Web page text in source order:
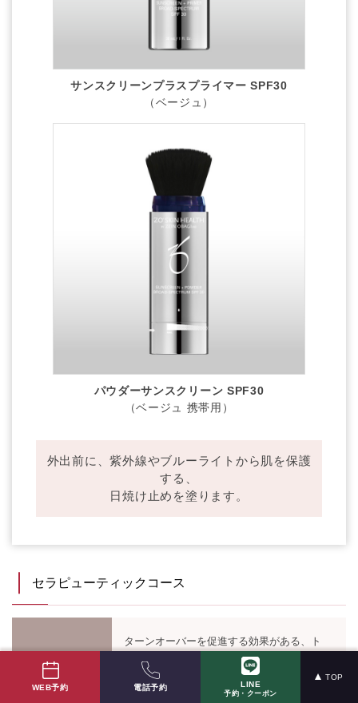
サンスクリーンプラスプライマー SPF30
（ベージュ）
パウダーサンスクリーン SPF30
（ベージュ 携帯用）
外出前に、紫外線やブルーライトから肌を保護
する、
日焼け止めを塗ります。
セラピューティックコース
コースの特徴
ターンオーバーを促進する効果がある、ト
レチノインを含んだコースです。ご使用中
は、A反応（ビタミンAによる赤みや皮む
け）が強く出るため、ダウンタイムを理解
WEB予約 電話予約 LINE
予約・クーポン
TOP